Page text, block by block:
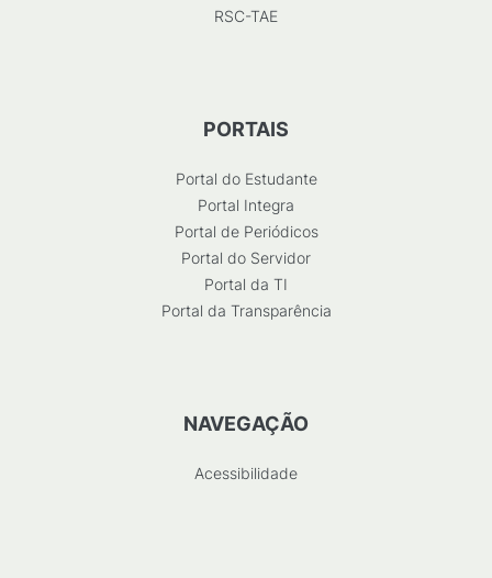
RSC-TAE
PORTAIS
Portal do Estudante
Portal Integra
Portal de Periódicos
Portal do Servidor
Portal da TI
Portal da Transparência
NAVEGAÇÃO
Acessibilidade